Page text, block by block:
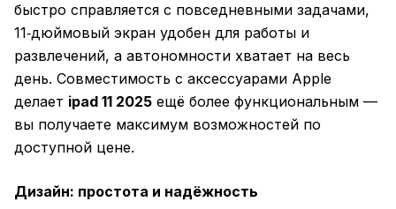
быстро справляется с повседневными задачами,
11‑дюймовый экран удобен для работы и
развлечений, а автономности хватает на весь
день. Совместимость с аксессуарами Apple
делает ipad 11 2025 ещё более функциональным —
вы получаете максимум возможностей по
доступной цене.
Дизайн: простота и надёжность